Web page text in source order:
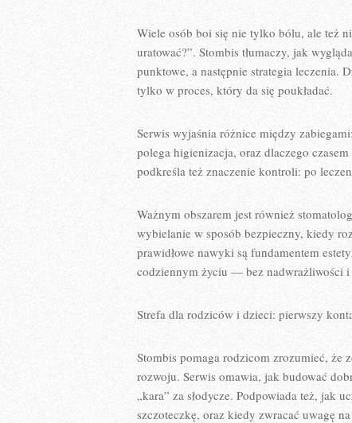
Wiele osób boi się nie tylko bólu, ale też
uratować?”. Stombis tłumaczy, jak
punktowe, a następnie strategia leczenia.
tylko w proces, który da się poukładać.
Serwis wyjaśnia różnice między
polega higienizacja, oraz dlaczego
podkreśla też znaczenie kontroli: po
Ważnym obszarem jest również
wybielanie w sposób bezpieczny, kiedy
prawidłowe nawyki są fundamentem
codziennym życiu — bez nadwrażliwości i
Strefa dla rodziców i dzieci: pierwszy
Stombis pomaga rodzicom zrozumieć, że
rozwoju. Serwis omawia, jak budować
„kara” za słodycze. Podpowiada też, jak
szczoteczkę, oraz kiedy zwracać uwagę